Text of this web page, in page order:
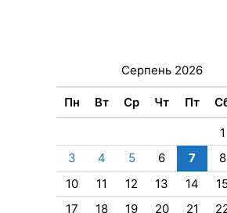
Серпень 2026
Пн Вт Ср Чт Пт
1
3
4 5 6 7 8
10
11 12 13 14 15
17
18 19 20 21